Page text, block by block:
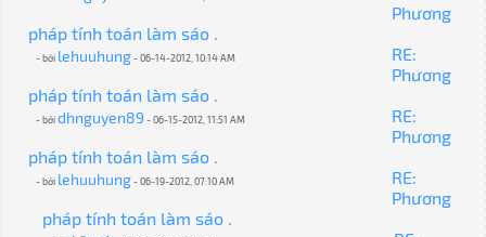
Phương
pháp tính toán làm sáo .
- bởi lehuuhung- 06-14-2012, 10:14 AM
RE:
Phương
pháp tính toán làm sáo .
- bởidhnguyen89 - 06-15-2012, 11:51 AM
RE:
Phương
pháp tính toán làm sáo .
- bởi lehuuhung- 06-19-2012, 07:10 AM
RE:
Phương
pháp tính toán làm sáo .